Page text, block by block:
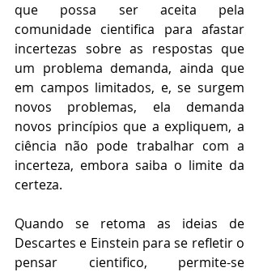
que possa ser aceita pela
comunidade cientifica para afastar
incertezas sobre as respostas que
um problema demanda, ainda que
em campos limitados, e, se surgem
novos problemas, ela demanda
novos princípios que a expliquem, a
ciência não pode trabalhar com a
incerteza, embora saiba o limite da
certeza.
Quando se retoma as ideias de
Descartes e Einstein para se refletir o
pensar cientifico, permite-se